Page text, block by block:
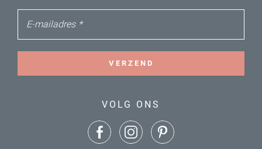
E-mailadres *
VERZEND
VOLG ONS